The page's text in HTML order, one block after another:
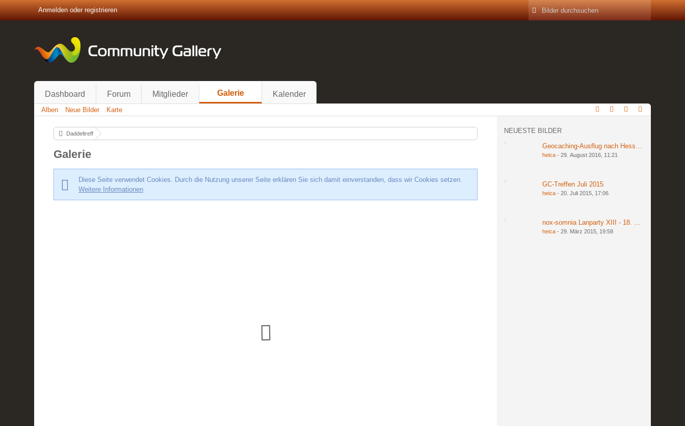
Anmelden oder registrieren
Dashboard Forum Mitglieder Galerie Kalender
Alben Neue Bilder Karte
Daddeltreff
Galerie
Diese Seite verwendet Cookies. Durch die Nutzung unserer Seite erklären Sie sich damit einverstanden, dass wir Cookies setzen.
Weitere Informationen
NEUESTE BILDER
Geocaching-Ausflug nach Hessen am 27. und
heica -29. August 2016, 11:21
GC-Treffen Juli 2015
heica -20. Juli 2015, 17:06
nox-somnia Lanparty XIII - 18. bis 20. März
heica -29. März 2015, 19:58